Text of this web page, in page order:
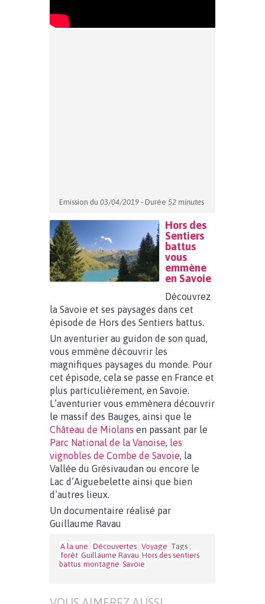
Emission du 03/04/2019 - Durée 52 minutes
Hors des
Sentiers
battus
vous
emmène
en Savoie
Découvrez
la Savoie et ses paysages dans cet
épisode de Hors des Sentiers battus.
Un aventurier au guidon de son quad,
vous emmène découvrir les
magnifiques paysages du monde. Pour
cet épisode, cela se passe en France et
plus particulièrement, en Savoie.
L’aventurier vous emmènera découvrir
le massif des Bauges, ainsi que le
Château de Miolans en passant par le
Parc National de la Vanoise, les
vignobles de Combe de Savoie, la
Vallée du Grésivaudan ou encore le
Lac d’Aiguebelette ainsi que bien
d’autres lieux.
Un documentaire réalisé par
Guillaume Ravau
A la une Découvertes Voyage Tags :
forêt Guillaume Ravau Hors des sentiers
battus montagne Savoie